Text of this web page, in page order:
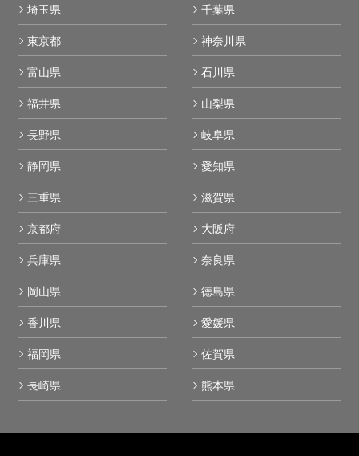
埼玉県
千葉県
東京都
神奈川県
富山県
石川県
福井県
山梨県
長野県
岐阜県
静岡県
愛知県
三重県
滋賀県
京都府
大阪府
兵庫県
奈良県
岡山県
徳島県
香川県
愛媛県
福岡県
佐賀県
長崎県
熊本県